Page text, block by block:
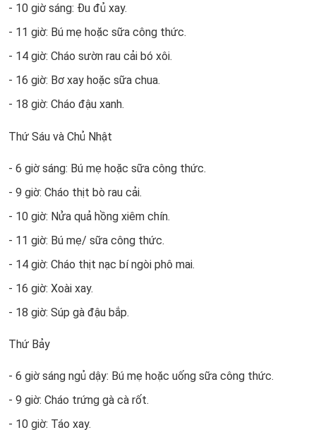
- 10 giờ sáng: Đu đủ xay.
- 11 giờ: Bú mẹ hoặc sữa công thức.
- 14 giờ: Cháo sườn rau cải bó xôi.
- 16 giờ: Bơ xay hoặc sữa chua.
- 18 giờ: Cháo đậu xanh.
Thứ Sáu và Chủ Nhật
- 6 giờ sáng: Bú mẹ hoặc sữa công thức.
- 9 giờ: Cháo thịt bò rau cải.
- 10 giờ: Nửa quả hồng xiêm chín.
- 11 giờ: Bú mẹ/ sữa công thức.
- 14 giờ: Cháo thịt nạc bí ngòi phô mai.
- 16 giờ: Xoài xay.
- 18 giờ: Súp gà đậu bắp.
Thứ Bảy
- 6 giờ sáng ngủ dậy: Bú mẹ hoặc uống sữa công thức.
- 9 giờ: Cháo trứng gà cà rốt.
- 10 giờ: Táo xay.